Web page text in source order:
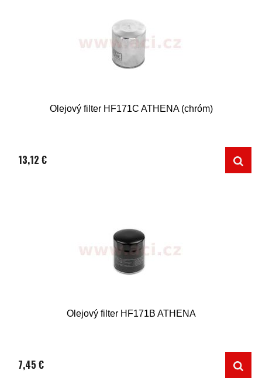
Olejový filter HF171C ATHENA (chróm)
13,12 €
Olejový filter HF171B ATHENA
7,45 €